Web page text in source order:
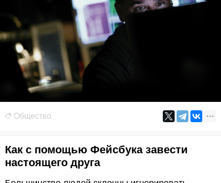
Общество
Как с помощью Фейсбука завести
настоящего друга